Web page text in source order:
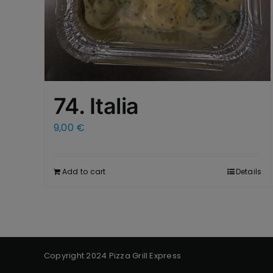
74. Italia
9,00 €
Add to cart Details
Copyright 2024 Pizza Grill Express